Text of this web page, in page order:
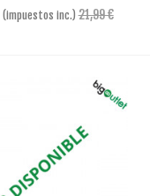
LADY
(impuestos inc.) 21,99 €